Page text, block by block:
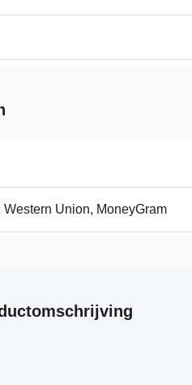
Western Union, MoneyGram